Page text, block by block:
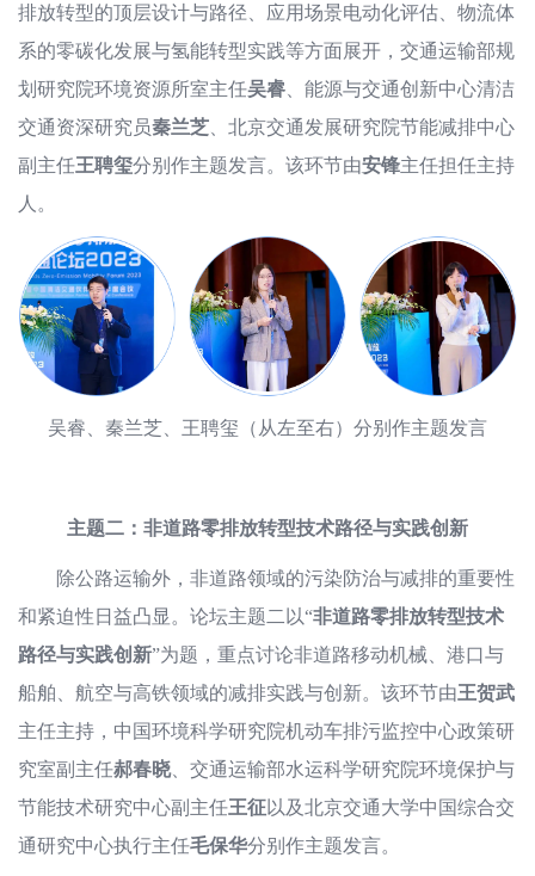
排放转型的顶层设计与路径、应用场景电动化评估、物流体
系的零碳化发展与氢能转型实践等方面展开，交通运输部规
划研究院环境资源所室主任吴睿 、能源与交通创新中心清洁
交通资深研究员秦兰芝 、北京交通发展研究院节能减排中心
副主任王聘玺分别作主题发言。该环节由安锋主任担任主持
人。
吴睿、秦兰芝、王聘玺（从左至右）分别作主题发言
主题二：非道路零排放转型技术路径与实践创新
除公路运输外，非道路领域的污染防治与减排的重要性
和紧迫性日益凸显。论坛主题二以“非道路零排放转型技术
路径与实践创新”为题，重点讨论非道路移动机械、港口与
船舶、航空与高铁领域的减排实践与创新。该环节由王贺武
主任主持，中国环境科学研究院机动车排污监控中心政策研
究室副主任郝春晓、交通运输部水运科学研究院环境保护与
节能技术研究中心副主任王征以及北京交通大学中国综合交
通研究中心执行主任毛保华分别作主题发言。